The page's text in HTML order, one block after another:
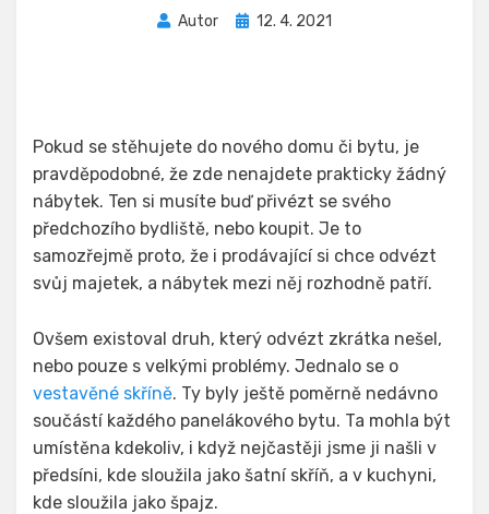
Autor
Zveřejněno
12. 4. 2021
Pokud se stěhujete do nového domu či bytu, je
pravděpodobné, že zde nenajdete prakticky žádný
nábytek. Ten si musíte buď přivézt se svého
předchozího bydliště, nebo koupit. Je to
samozřejmě proto, že i prodávající si chce odvézt
svůj majetek, a nábytek mezi něj rozhodně patří.
Ovšem existoval druh, který odvézt zkrátka nešel,
nebo pouze s velkými problémy. Jednalo se o
vestavěné skříně. Ty byly ještě poměrně nedávno
součástí každého panelákového bytu. Ta mohla být
umístěna kdekoliv, i když nejčastěji jsme ji našli v
předsíni, kde sloužila jako šatní skříň, a v kuchyni,
kde sloužila jako špajz.